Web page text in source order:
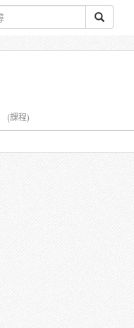
(課程)